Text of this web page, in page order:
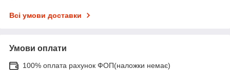
Всі умови доставки
Умови оплати
100% оплата рахунок ФОП(наложки немає)